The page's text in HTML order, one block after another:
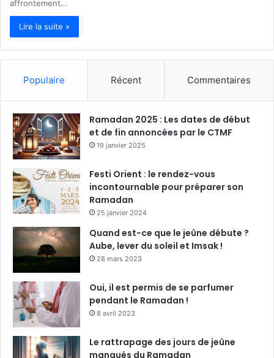
affrontement…
Lire la suite »
Populaire Récent Commentaires
Ramadan 2025 : Les dates de début
et de fin annoncées par le CTMF
19 janvier 2025
Festi Orient : le rendez-vous
incontournable pour préparer son
Ramadan
25 janvier 2024
Quand est-ce que le jeûne débute ?
Aube, lever du soleil et Imsak !
28 mars 2023
Oui, il est permis de se parfumer
pendant le Ramadan !
8 avril 2023
Le rattrapage des jours de jeûne
manqués du Ramadan